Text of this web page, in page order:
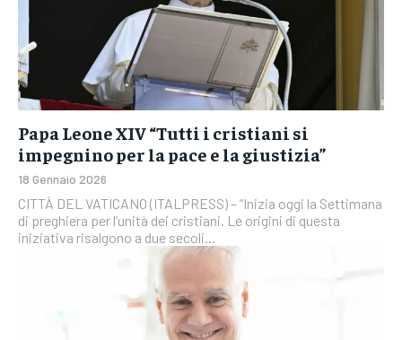
Papa Leone XIV “Tutti i cristiani si
impegnino per la pace e la giustizia”
18 Gennaio 2026
CITTÀ DEL VATICANO (ITALPRESS) – “Inizia oggi la Settimana
di preghiera per l’unità dei cristiani. Le origini di questa
iniziativa risalgono a due secoli...